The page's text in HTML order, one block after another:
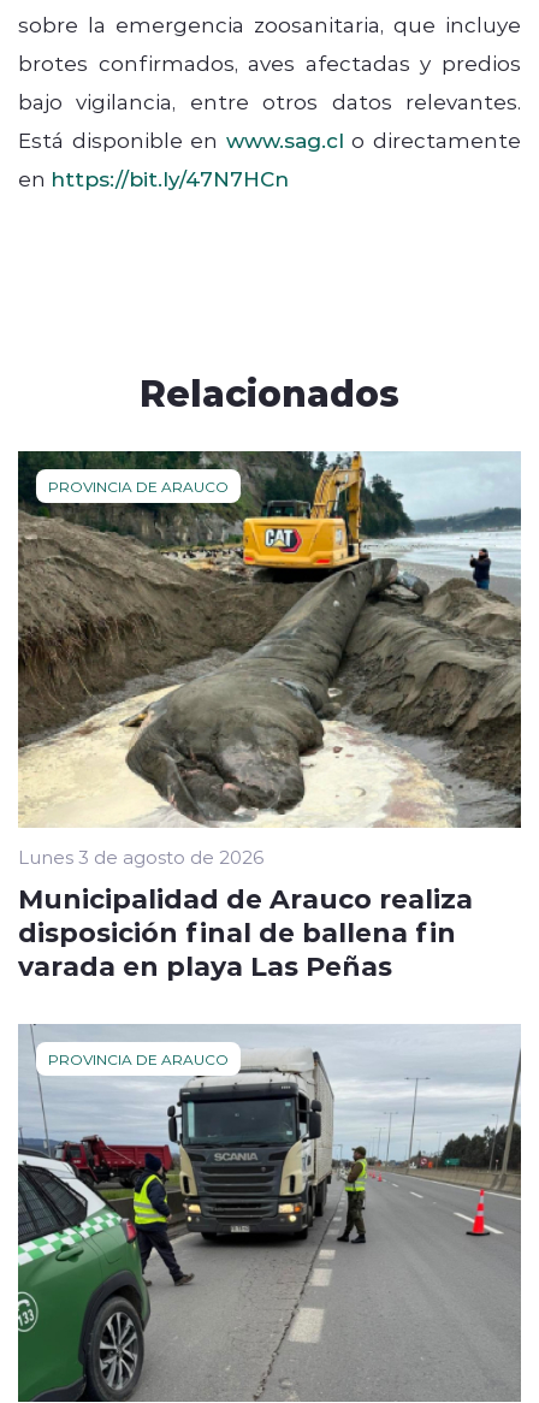
sobre la emergencia zoosanitaria, que incluye
brotes confirmados, aves afectadas y predios
bajo vigilancia, entre otros datos relevantes.
Está disponible en www.sag.cl o directamente
en https://bit.ly/47N7HCn
Relacionados
PROVINCIA DE ARAUCO
Lunes 3 de agosto de 2026
Municipalidad de Arauco realiza
disposición final de ballena fin
varada en playa Las Peñas
PROVINCIA DE ARAUCO